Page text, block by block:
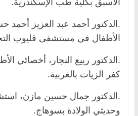
.الدكتور أحمد عبد العزيز
الأطفال في مستشفى قليوب
.الدكتور ربيع النجار، أخصائي
كفر الزيات بالغربية.
.الدكتور جمال حسين مازن،
وحديثي الولادة بسوهاج.